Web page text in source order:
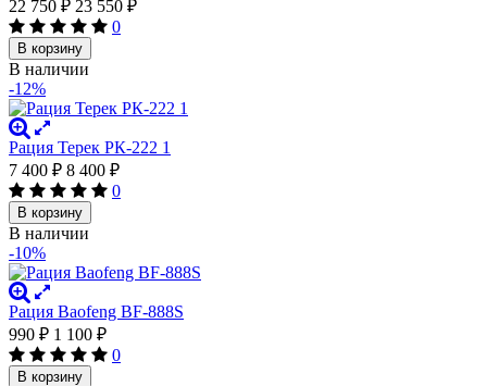
22 750 ₽ 23 550 ₽
0
В корзину
В наличии
-12%
Рация Терек РК-222 1
7 400 ₽ 8 400 ₽
0
В корзину
В наличии
-10%
Рация Baofeng BF-888S
990 ₽ 1 100 ₽
0
В корзину